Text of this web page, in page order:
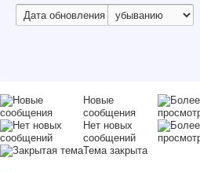
Новые
сообщения
Нет новых
сообщений
Тема закрыта